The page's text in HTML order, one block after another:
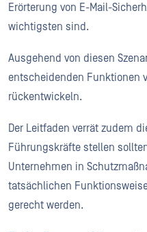
Erörterung von E-Mail-
wichtigsten sind.
Ausgehend von diesen
entscheidenden Funktionen
rückentwickeln.
Der Leitfaden verrät zudem
Führungskräfte stellen
Unternehmen in
tatsächlichen
gerecht werden.